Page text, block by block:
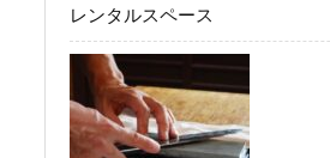
レンタルスペース